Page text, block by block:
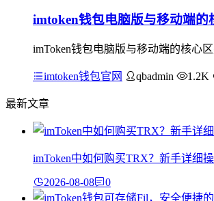
imtoken钱包电脑版与移动端的
imToken钱包电脑版与移动端的核心
imtoken钱包官网 qbadmin 1.2K
最新文章
imToken中如何购买TRX？新手详细
2026-08-08 0